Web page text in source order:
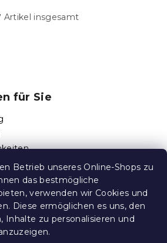
Betrieb unseres Online-Shops zu
das bestmögliche
verwenden wir Cookies und
Diese ermöglichen es uns, den
Inhalte zu personalisieren und
S
l
n
e
d
e
r
L
i
s
Artikel insgesamt
für Sie
Rücksendungen